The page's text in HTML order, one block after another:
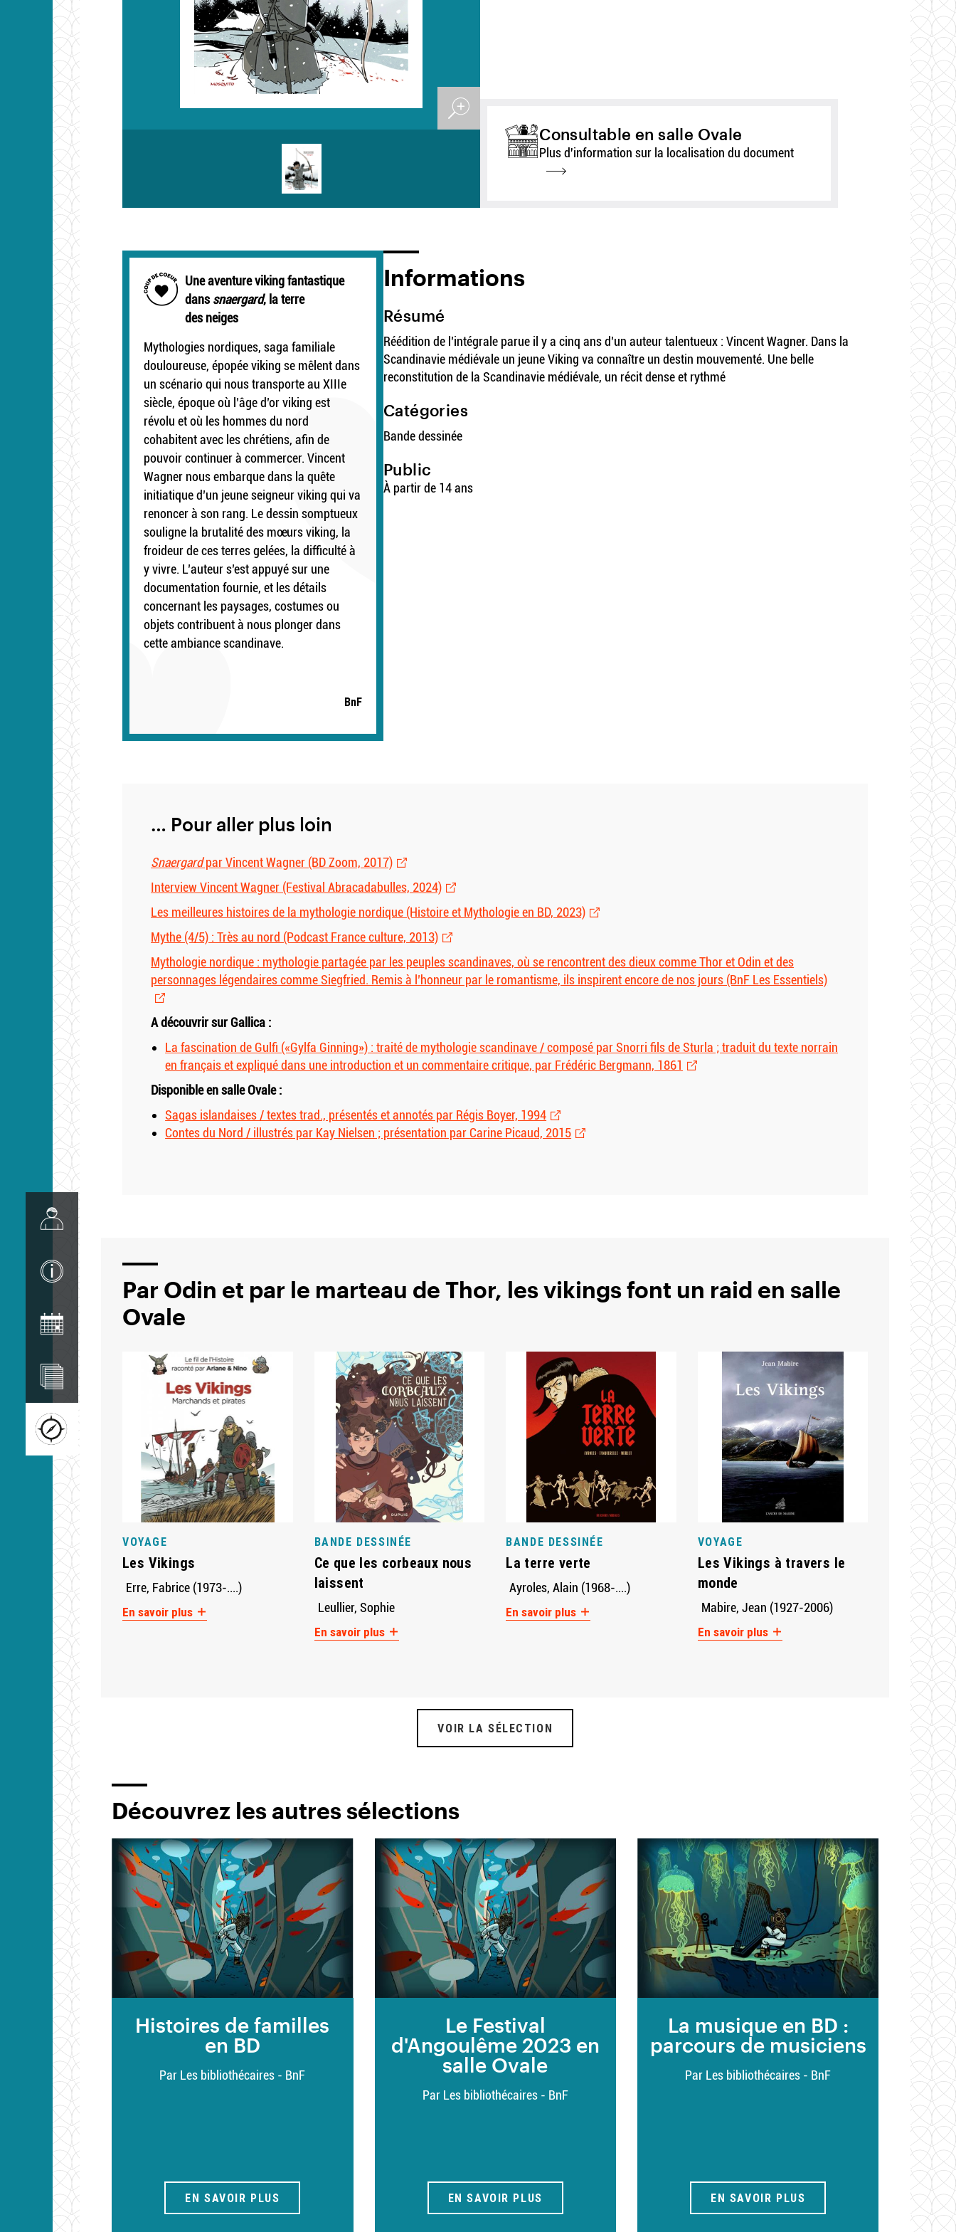
Image
Consultable en salle Ovale
Plus d'information sur la localisation du document
Une aventure viking fantastique
dans snaergard, la terre
des neiges
Mythologies nordiques, saga familiale
douloureuse, épopée viking se mêlent dans
un scénario qui nous transporte au XIIIe
siècle, époque où l’âge d’or viking est
révolu et où les hommes du nord
cohabitent avec les chrétiens, afin de
pouvoir continuer à commercer. Vincent
Wagner nous embarque dans la quête
initiatique d’un jeune seigneur viking qui va
renoncer à son rang. Le dessin somptueux
souligne la brutalité des mœurs viking, la
froideur de ces terres gelées, la difficulté à
y vivre. L’auteur s’est appuyé sur une
documentation fournie, et les détails
concernant les paysages, costumes ou
objets contribuent à nous plonger dans
cette ambiance scandinave.
BnF
Informations
Résumé
Réédition de l’intégrale parue il y a cinq ans d’un auteur talentueux : Vincent Wagner. Dans la
Scandinavie médiévale un jeune Viking va connaître un destin mouvementé. Une belle
reconstitution de la Scandinavie médiévale, un récit dense et rythmé
Catégories
Bande dessinée
Public
À partir de 14 ans
… Pour aller plus loin
Snaergardpar Vincent Wagner (BD Zoom, 2017)
Interview Vincent Wagner (Festival Abracadabulles, 2024)
Les meilleures histoires de la mythologie nordique (Histoire et Mythologie en BD, 2023)
Mythe (4/5) : Très au nord (Podcast France culture, 2013)
Mythologie nordique : mythologie partagée par les peuples scandinaves, où se rencontrent des dieux comme Thor et Odin et des
personnages légendaires comme Siegfried. Remis à l’honneur par le romantisme, ils inspirent encore de nos jours (BnF Les Essentiels)
A découvrir sur Gallica :
La fascination de Gulfi («Gylfa Ginning») : traité de mythologie scandinave / composé par Snorri fils de Sturla ; traduit du texte norrain
en français et expliqué dans une introduction et un commentaire critique, par Frédéric Bergmann, 1861
Disponible en salle Ovale :
Sagas islandaises / textes trad., présentés et annotés par Régis Boyer, 1994
Contes du Nord / illustrés par Kay Nielsen ; présentation par Carine Picaud, 2015
Par Odin et par le marteau de Thor, les vikings font un raid en salle
Ovale
VOYAGE
Les Vikings
Erre, Fabrice (1973-....)
En savoir plus
BANDE DESSINÉE
Ce que les corbeaux nous
laissent
Leullier, Sophie
En savoir plus
BANDE DESSINÉE
La terre verte
Ayroles, Alain (1968-....)
En savoir plus
VOYAGE
Les Vikings à travers le
monde
Mabire, Jean (1927-2006)
En savoir plus
VOIR LA SÉLECTION
Découvrez les autres sélections
Histoires de familles
en BD
Par Les bibliothécaires - BnF
EN SAVOIR PLUS
Le Festival
d'Angoulême 2023 en
salle Ovale
Par Les bibliothécaires - BnF
EN SAVOIR PLUS
La musique en BD :
parcours de musiciens
Par Les bibliothécaires - BnF
EN SAVOIR PLUS